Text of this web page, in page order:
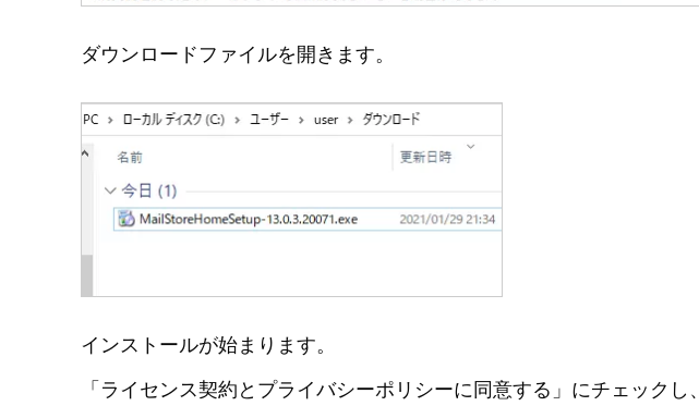
ダウンロードファイルを開きます。
インストールが始まります。
「ライセンス契約とプライバシーポリシーに同意する」にチェックし、